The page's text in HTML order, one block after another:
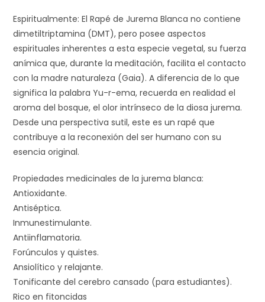
Espiritualmente: El Rapé de Jurema Blanca no contiene
dimetiltriptamina (DMT), pero posee aspectos
espirituales inherentes a esta especie vegetal, su fuerza
anímica que, durante la meditación, facilita el contacto
con la madre naturaleza (Gaia). A diferencia de lo que
significa la palabra Yu-r-ema, recuerda en realidad el
aroma del bosque, el olor intrínseco de la diosa jurema.
Desde una perspectiva sutil, este es un rapé que
contribuye a la reconexión del ser humano con su
esencia original.
Propiedades medicinales de la jurema blanca:
Antioxidante.
Antiséptica.
Inmunestimulante.
Antiinflamatoria.
Forúnculos y quistes.
Ansiolítico y relajante.
Tonificante del cerebro cansado (para estudiantes).
Rico en fitoncidas